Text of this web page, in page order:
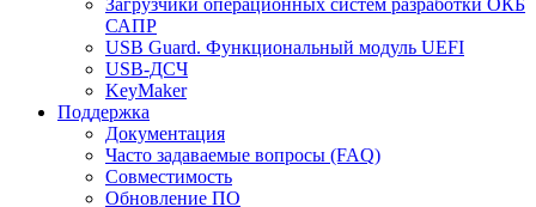
Загрузчики операционных систем разработки ОКБ
САПР
USB Guard. Функциональный модуль UEFI
USB-ДСЧ
KeyMaker
Поддержка
Документация
Часто задаваемые вопросы (FAQ)
Совместимость
Обновление ПО